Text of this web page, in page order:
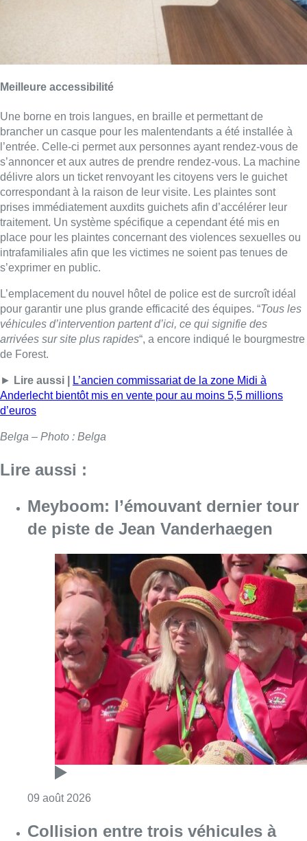
correspondant à la raison de leur visite. Les plaintes sont
prises immédiatement auxdits guichets afin d’accélérer leur
traitement. Un système spécifique a cependant été mis en
place pour les plaintes concernant des violences sexuelles ou
intrafamiliales afin que les victimes ne soient pas tenues de
s’exprimer en public.
pour garantir une plus grande efficacité des équipes. “Tous les
véhicules d’intervention partent d’ici, ce qui signifie des
arrivées sur site plus rapides “, a encore indiqué le bourgmestre
de Forest.
►Lire aussi | L’ancien commissariat de la zone Midi à
Anderlecht bientôt mis en vente pour au moins 5,5 millions
d’euros
Belga – Photo : Belga
Lire aussi :
Meyboom: l’émouvant dernier tour
de piste de Jean Vanderhaegen
09 août 2026Consulter l'article "Meyboom: l’émouvant
Collision entre trois véhicules à
Uccle, deux conducteurs
transportés à l’hôpital